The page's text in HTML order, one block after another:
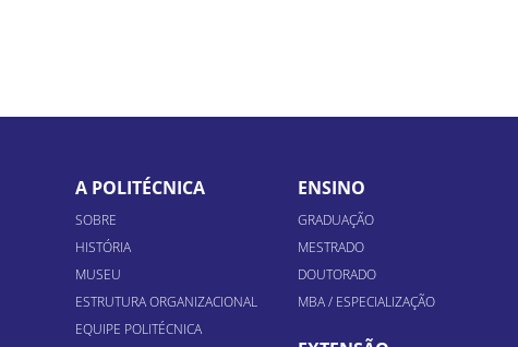
A POLITÉCNICA
SOBRE
HISTÓRIA
MUSEU
ESTRUTURA ORGANIZACIONAL
EQUIPE POLITÉCNICA
ENSINO
GRADUAÇÃO
MESTRADO
DOUTORADO
MBA / ESPECIALIZAÇÃO